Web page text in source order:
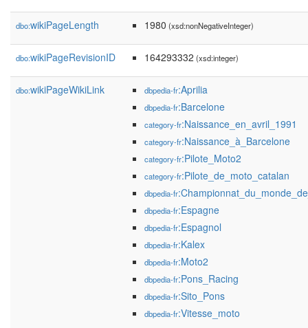
dbo:wikiPageLength 1980 (xsd:nonNegativeInteger)
dbo:wikiPageRevisionID 164293332 (xsd:integer)
dbo:wikiPageWikiLink dbpedia-fr:Aprilia
dbpedia-fr:Barcelone
category-fr:Naissance_en_avril_1991
category-fr:Naissance_à_Barcelone
category-fr:Pilote_Moto2
category-fr:Pilote_de_moto_catalan
dbpedia-fr
dbpedia-fr:Espagne
dbpedia-fr:Espagnol
dbpedia-fr:Kalex
dbpedia-fr:Moto2
dbpedia-fr:Pons_Racing
dbpedia-fr:Sito_Pons
dbpedia-fr:Vitesse_moto